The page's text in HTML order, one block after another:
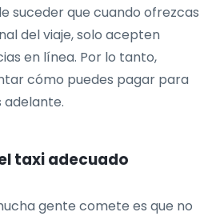
suceder que cuando ofrezcas
del viaje, solo acepten
en línea. Por lo tanto,
cómo puedes pagar para
taxi adecuado
gente comete es que no